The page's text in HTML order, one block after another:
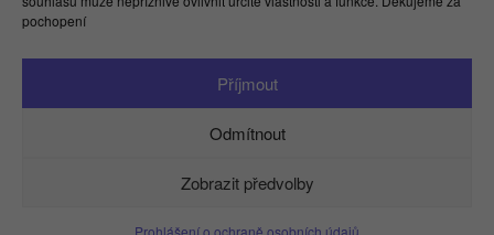
pochopení
Příjmout
Odmítnout
Zobrazit předvolby
Prohlášení o ochraně osobních údajů
IČ 17615755
Facebook
LinkedIn
Instagram
YouTube
Spotify
TikTok